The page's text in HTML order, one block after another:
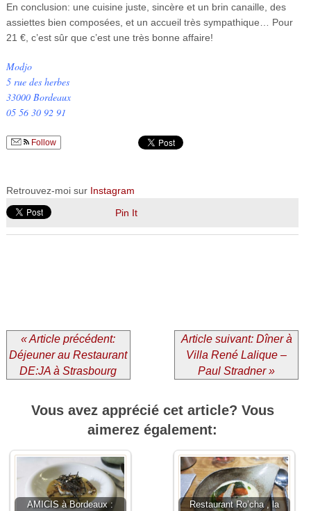
En conclusion: une cuisine juste, sincère et un brin canaille, des
assiettes bien composées, et un accueil très sympathique… Pour
21 €, c’est sûr que c’est une très bonne affaire!
Modjo
5 rue des herbes
33000 Bordeaux
05 56 30 92 91
Follow
Retrouvez-moi sur Instagram
Pin It
« Article précédent:
Déjeuner au Restaurant
DE:JA à Strasbourg
Article suivant: Dîner à
Villa René Lalique –
Paul Stradner »
Vous avez apprécié cet article? Vous
aimerez également:
AMICIS à Bordeaux :
Restaurant Ro’cha , la